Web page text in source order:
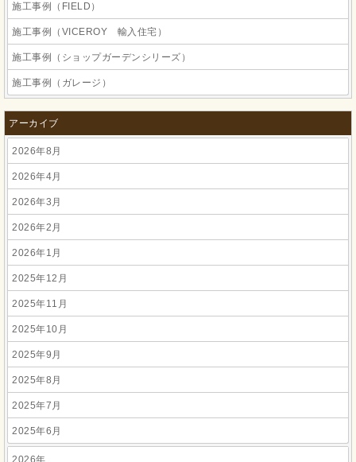
施工事例（FIELD）
施工事例（VICEROY 輸入住宅）
施工事例（ショップガーデンシリーズ）
施工事例（ガレージ）
アーカイブ
2026年8月
2026年4月
2026年3月
2026年2月
2026年1月
2025年12月
2025年11月
2025年10月
2025年9月
2025年8月
2025年7月
2025年6月
2026年